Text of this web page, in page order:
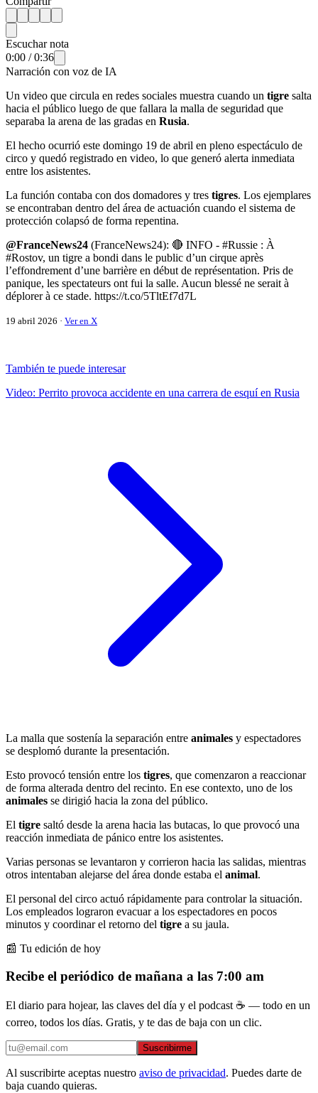
Escuchar nota
0:00 /0:36
Narración con voz de IA
Un video que circula en redes sociales muestra cuando un tigre salta
hacia el público luego de que fallara la malla de seguridad que
separaba la arena de las gradas en Rusia.
El hecho ocurrió este domingo 19 de abril en pleno espectáculo de
circo y quedó registrado en video, lo que generó alerta inmediata
entre los asistentes.
La función contaba con dos domadores y tres tigres. Los ejemplares
se encontraban dentro del área de actuación cuando el sistema de
protección colapsó de forma repentina.
@FranceNews24 (FranceNews24): 🔴 INFO - #Russie : À
#Rostov, un tigre a bondi dans le public d’un cirque après
l’effondrement d’une barrière en début de représentation. Pris de
panique, les spectateurs ont fui la salle. Aucun blessé ne serait à
déplorer à ce stade. https://t.co/5TltEf7d7L
19 abril 2026 · Ver en X
También te puede interesar
Video: Perrito provoca accidente en una carrera de esquí en Rusia
La malla que sostenía la separación entre animales y espectadores
se desplomó durante la presentación.
Esto provocó tensión entre los tigres, que comenzaron a reaccionar
de forma alterada dentro del recinto. En ese contexto, uno de los
animales se dirigió hacia la zona del público.
El tigre saltó desde la arena hacia las butacas, lo que provocó una
reacción inmediata de pánico entre los asistentes.
Varias personas se levantaron y corrieron hacia las salidas, mientras
otros intentaban alejarse del área donde estaba el animal.
El personal del circo actuó rápidamente para controlar la situación.
Los empleados lograron evacuar a los espectadores en pocos
minutos y coordinar el retorno del tigre a su jaula.
📰 Tu edición de hoy
Recibe el periódico de mañana a las 7:00 am
El diario para hojear, las claves del día y el podcast ☕ — todo en un
correo, todos los días. Gratis, y te das de baja con un clic.
Suscribirme
Al suscribirte aceptas nuestro aviso de privacidad. Puedes darte de
baja cuando quieras.